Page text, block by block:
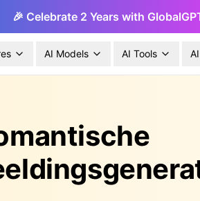
🎉 Celebrate 2 Years with
AI Models AI Tools